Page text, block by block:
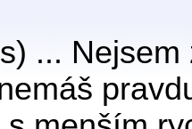
...